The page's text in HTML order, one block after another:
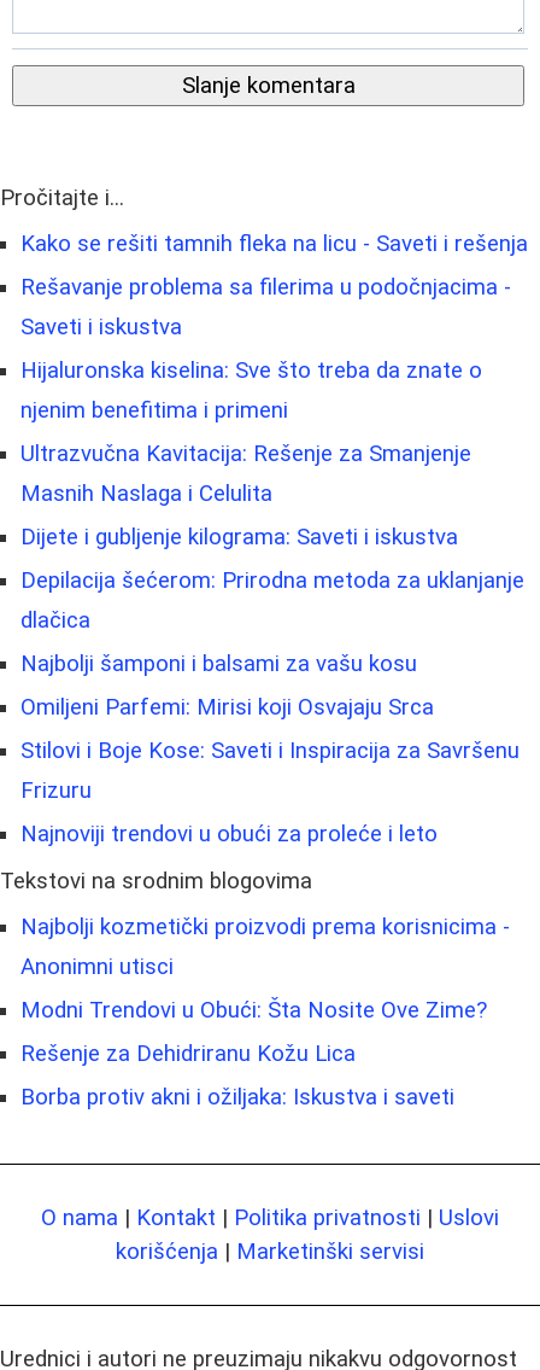
Slanje komentara
Pročitajte i...
Kako se rešiti tamnih fleka na licu - Saveti i rešenja
Rešavanje problema sa filerima u podočnjacima -
Saveti i iskustva
Hijaluronska kiselina: Sve što treba da znate o
njenim benefitima i primeni
Ultrazvučna Kavitacija: Rešenje za Smanjenje
Masnih Naslaga i Celulita
Dijete i gubljenje kilograma: Saveti i iskustva
Depilacija šećerom: Prirodna metoda za uklanjanje
dlačica
Najbolji šamponi i balsami za vašu kosu
Omiljeni Parfemi: Mirisi koji Osvajaju Srca
Stilovi i Boje Kose: Saveti i Inspiracija za Savršenu
Frizuru
Najnoviji trendovi u obući za proleće i leto
Tekstovi na srodnim blogovima
Najbolji kozmetički proizvodi prema korisnicima -
Anonimni utisci
Modni Trendovi u Obući: Šta Nosite Ove Zime?
Rešenje za Dehidriranu Kožu Lica
Borba protiv akni i ožiljaka: Iskustva i saveti
O nama | Kontakt | Politika privatnosti | Uslovi
korišćenja | Marketinški servisi
Urednici i autori ne preuzimaju nikakvu odgovornost